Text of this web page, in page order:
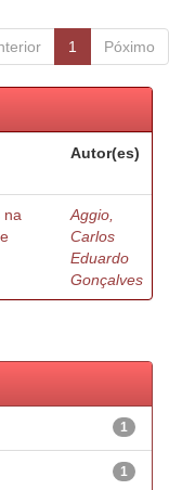
1 Póximo
Autor(es)
na
Aggio,
Carlos
Eduardo
Gonçalves
1
1